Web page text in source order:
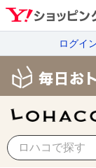
ログイ